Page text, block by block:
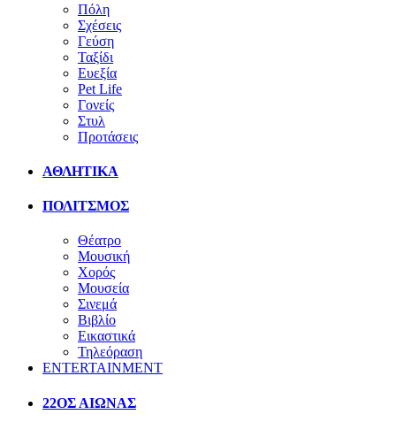
Πόλη
Σχέσεις
Γεύση
Ταξίδι
Ευεξία
Pet Life
Γονείς
Στυλ
Προτάσεις
ΑΘΛΗΤΙΚΑ
ΠΟΛΙΤΣΜΟΣ
Θέατρο
Μουσική
Χορός
Μουσεία
Σινεμά
Βιβλίο
Εικαστικά
Τηλεόραση
ENTERTAINMENT
22ΟΣ ΑΙΩΝΑΣ